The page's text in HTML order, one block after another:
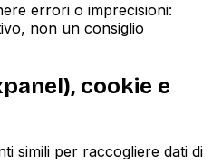
errori o imprecisioni:
non un consiglio
cookie e
simili per raccogliere dati di